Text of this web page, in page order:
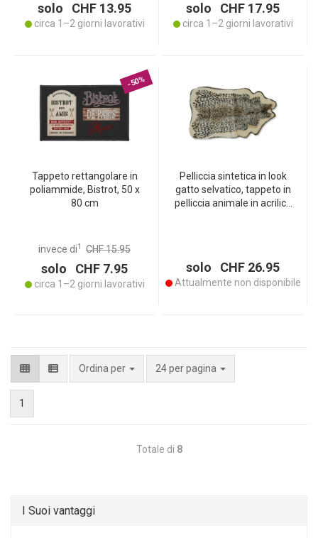
solo CHF 13.95
circa 1–2 giorni lavorativi
solo CHF 17.95
circa 1–2 giorni lavorativi
-50%
Tappeto rettangolare in
poliammide, Bistrot, 50 x
80 cm
invece di1 CHF 15.95
solo CHF 7.95
circa 1–2 giorni lavorativi
Pelliccia sintetica in look
gatto selvatico, tappeto in
pelliccia animale in acrilico
solo CHF 26.95
Attualmente non disponibile
Ordina per 24 per pagina
1
Totale di 8
I Suoi vantaggi